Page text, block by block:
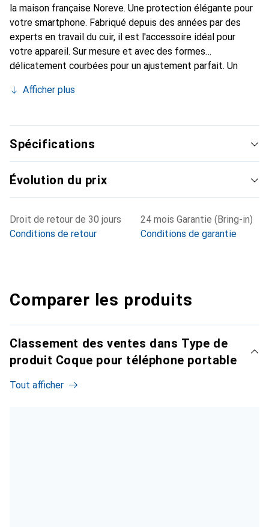
la maison française Noreve. Une protection élégante pour
votre smartphone. Fabriqué depuis des années par des
experts en travail du cuir, il est l'accessoire idéal pour
votre appareil. Sur mesure et avec des formes
délicatement courbées pour un ajustement parfait. Un
smartphone. La marque Noreve est reconnue
constitue toujours un excellent choix pour le client
exigeant.
Afficher plus
Spécifications
Évolution du prix
Droit de retour de 30 jours
Conditions de retour
24 mois Garantie (Bring-in)
Conditions de garantie
Comparer les produits
Classement des ventes dans Type de
produit Coque pour téléphone portable
Tout afficher